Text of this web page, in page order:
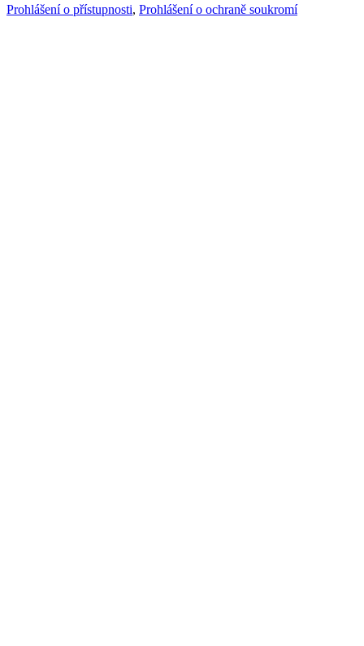
Prohlášení o přístupnosti, Prohlášení o ochraně soukromí